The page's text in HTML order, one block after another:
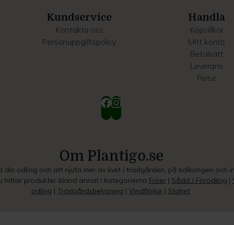
Kundservice
Kontakta oss
Personuppgiftspolicy
Handla
Köpvillkor
Mitt konto
Betalsätt
Leverans
Retur
Om Plantigo.se
odling och att njuta mer av livet i trädgården, på balkongen och
hittar produkter bland annat i kategorierna Fröer| Sådd / Förodling |
odling | Trädgårdsbelysning | Vindflöjlar | Staket.